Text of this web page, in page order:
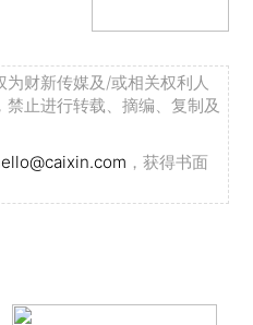
财新传媒及/或相关权利人
止进行转载、摘编、复制及
，获得书面